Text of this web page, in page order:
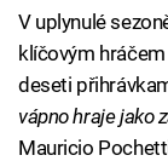
V uplynulé
klíčovým
deseti
vápno hraje jako
Mauricio